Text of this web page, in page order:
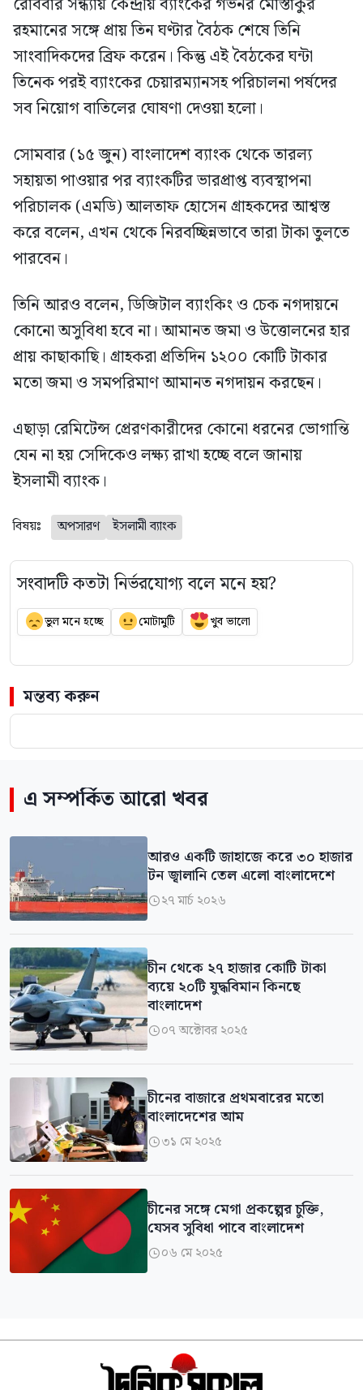
রহমানের সঙ্গে প্রায় তিন ঘণ্টার বৈঠক শেষে তিনি
সাংবাদিকদের ব্রিফ করেন। কিন্তু এই বৈঠকের ঘন্টা
তিনেক পরই ব্যাংকের চেয়ারম্যানসহ পরিচালনা পর্ষদের
সব নিয়োগ বাতিলের ঘোষণা দেওয়া হলো।
সোমবার (১৫ জুন) বাংলাদেশ ব্যাংক থেকে তারল্য
সহায়তা পাওয়ার পর ব্যাংকটির ভারপ্রাপ্ত ব্যবস্থাপনা
পরিচালক (এমডি) আলতাফ হোসেন গ্রাহকদের আশ্বস্ত
করে বলেন, এখন থেকে নিরবচ্ছিন্নভাবে তারা টাকা তুলতে
পারবেন।
তিনি আরও বলেন, ডিজিটাল ব্যাংকিং ও চেক নগদায়নে
কোনো অসুবিধা হবে না। আমানত জমা ও উত্তোলনের হার
প্রায় কাছাকাছি। গ্রাহকরা প্রতিদিন ১২০০ কোটি টাকার
মতো জমা ও সমপরিমাণ আমানত নগদায়ন করছেন।
এছাড়া রেমিটেন্স প্রেরণকারীদের কোনো ধরনের ভোগান্তি
যেন না হয় সেদিকেও লক্ষ্য রাখা হচ্ছে বলে জানায়
ইসলামী ব্যাংক।
বিষয়ঃ অপসারণ ইসলামী ব্যাংক
সংবাদটি কতটা নির্ভরযোগ্য বলে মনে হয়?
ভুল মনে হচ্ছে মোটামুটি খুব ভালো
মন্তব্য করুন
এ সম্পর্কিত আরো খবর
আরও একটি জাহাজে করে ৩০ হাজার
টন জ্বালানি তেল এলো বাংলাদেশে
২৭ মার্চ ২০২৬
চীন থেকে ২৭ হাজার কোটি টাকা
ব্যয়ে ২০টি যুদ্ধবিমান কিনছে
বাংলাদেশ
০৭ অক্টোবর ২০২৫
চীনের বাজারে প্রথমবারের মতো
বাংলাদেশের আম
৩১ মে ২০২৫
চীনের সঙ্গে মেগা প্রকল্পের চুক্তি,
যেসব সুবিধা পাবে বাংলাদেশ
০৬ মে ২০২৫